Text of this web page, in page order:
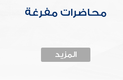
محاضرات مفرغة
المزيد